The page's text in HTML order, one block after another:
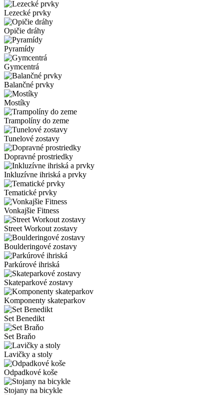
Lezecké prvky
Opičie dráhy
Pyramídy
Gymcentrá
Balančné prvky
Mostíky
Trampolíny do zeme
Tunelové zostavy
Dopravné prostriedky
Inkluzívne ihriská a prvky
Tematické prvky
Vonkajšie Fitness
Street Workout zostavy
Boulderingové zostavy
Parkúrové ihriská
Skateparkové zostavy
Komponenty skateparkov
Set Benedikt
Set Braňo
Lavičky a stoly
Odpadkové koše
Stojany na bicykle